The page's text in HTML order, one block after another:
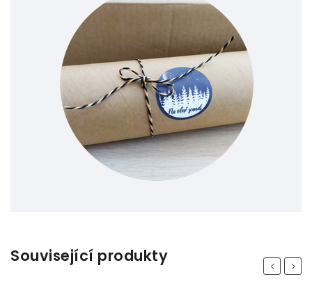
Související produkty Previous
Next